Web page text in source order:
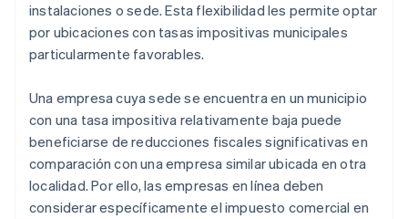
instalaciones o sede. Esta flexibilidad les permite optar
por ubicaciones con tasas impositivas municipales
particularmente favorables.
Una empresa cuya sede se encuentra en un municipio
con una tasa impositiva relativamente baja puede
beneficiarse de reducciones fiscales significativas en
comparación con una empresa similar ubicada en otra
localidad. Por ello, las empresas en línea deben
considerar específicamente el impuesto comercial en